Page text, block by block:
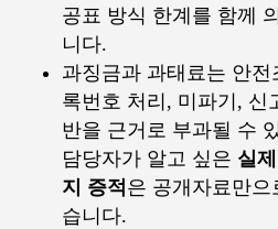
공표 방식 한계를 함께
니다.
과징금과 과태료는 안
록번호 처리, 미파기, 신
반을 근거로 부과될 수
담당자가 알고 싶은 실
지 증적은 공개자료만
습니다.